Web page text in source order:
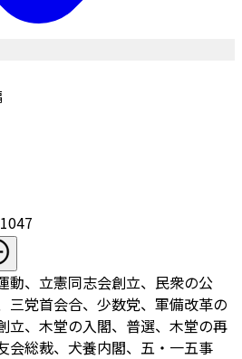
動、立憲同志会創立、民衆の公
三党首会合、少数党、軍備改革の
立、木堂の入閣、普選、木堂の再
会総裁、犬養内閣、五・一五事